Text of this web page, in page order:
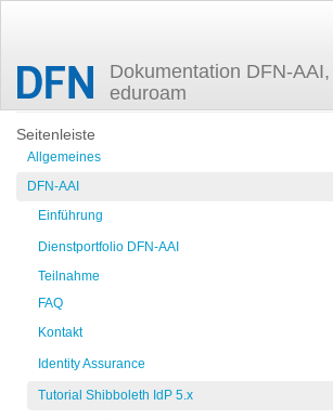
Dokumentation DFN-
eduroam
Zuletzt angesehen oidc-proxy
Seitenleiste
Allgemeines
DFN-AAI
Einführung
Dienstportfolio DFN-AAI
Teilnahme
FAQ
Kontakt
Identity Assurance
Tutorial Shibboleth IdP 5.x